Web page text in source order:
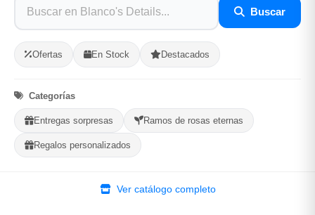
Buscar
Ofertas En Stock Destacados
Categorías
Entregas sorpresas Ramos de rosas eternas
Regalos personalizados
Ver catálogo completo
Sé el primero en opinar
SKU: BLAN-0D9CCC1C
En Stock
Listo para Entregar